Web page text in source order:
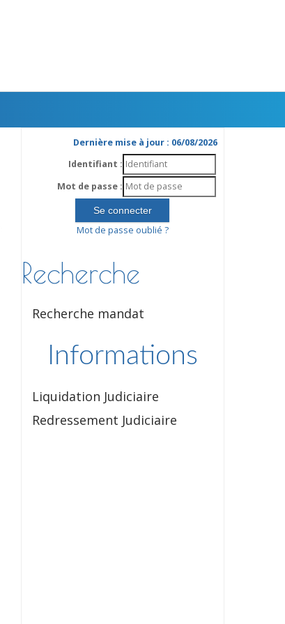
Dernière mise à jour : 06/08/2026
Identifiant :
Mot de passe :
Mot de passe oublié ?
Recherche
Recherche mandat
Informations
Liquidation Judiciaire
Redressement Judiciaire